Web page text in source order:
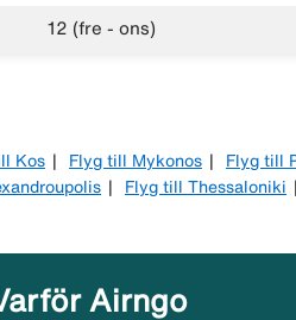
12 (fre - ons)
Kos Flyg till Mykonos Flyg till
Flyg till Thessaloniki
Airngo